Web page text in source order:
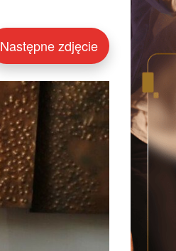
Następne zdjęcie